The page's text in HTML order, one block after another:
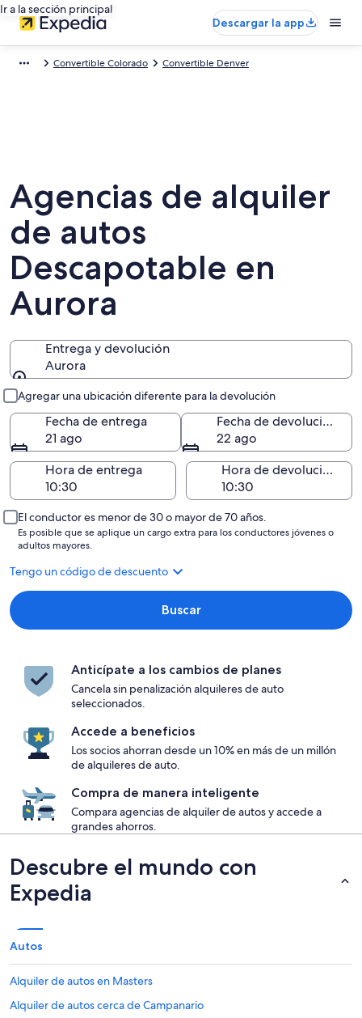
Ir a la sección principal
Descargar la app
Convertible Colorado Convertible Denver
Agencias de alquiler
de autos
Descapotable en
Aurora
Entrega y devolución
Aurora
Agregar una ubicación diferente para la devolución
Fecha de entrega
21 ago
Fecha de devolución
22 ago
Hora de entrega
Hora de devolución
El conductor es menor de 30 o mayor de 70 años.
Es posible que se aplique un cargo extra para los conductores jóvenes o
adultos mayores.
Tengo un código de descuento
Buscar
Anticípate a los cambios de planes
Cancela sin penalización alquileres de auto
seleccionados.
Accede a beneficios
Los socios ahorran desde un 10% en más de un millón
de alquileres de auto.
Compra de manera inteligente
Compara agencias de alquiler de autos y accede a
grandes ahorros.
Descubre el mundo con
Expedia
Autos
Alquiler de autos en Masters
Alquiler de autos cerca de Campanario